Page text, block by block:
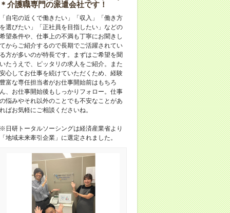
介護職専門の派遣会社です！
自宅の近くで働きたい」「収入」「働き方
選びたい」「正社員を目指したい」などの
望条件や、仕事上の不満も丁寧にお聞きし
からご紹介するので長期でご活躍されてい
方が多いのが特長です。まずはご希望を聞
たうえで、ピッタリの求人をご紹介。また
心してお仕事を続けていただくため、経験
富な専任担当者がお仕事開始前はもちろ
、お仕事開始後もしっかりフォロー。仕事
悩みやそれ以外のことでも不安なことがあ
ばお気軽にご相談くださいね。
日研トータルソーシングは経済産業省より
地域未来牽引企業」に選定されました。